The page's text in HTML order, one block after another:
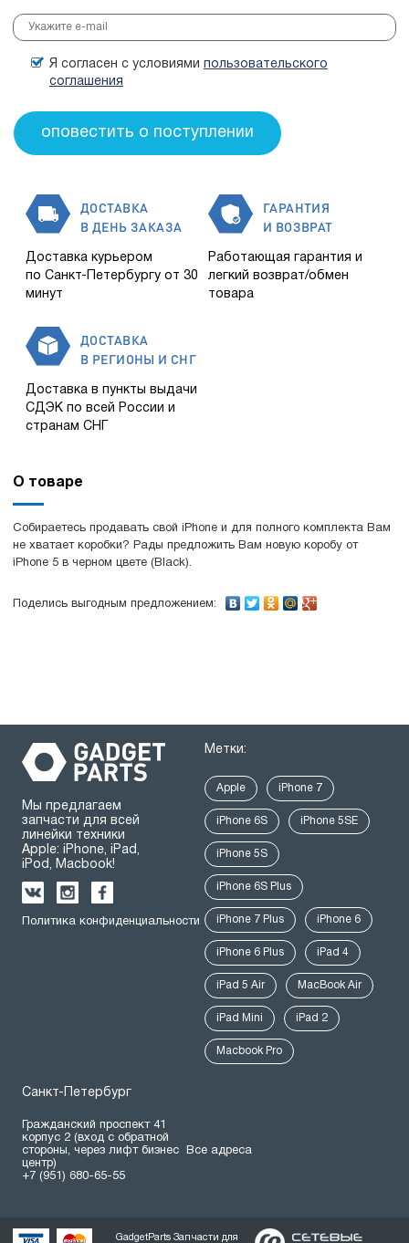
Я согласен с условиями пользовательского
соглашения
ДОСТАВКА
В ДЕНЬ ЗАКАЗА
Доставка курьером
по Санкт-Петербургу от 30
минут
ГАРАНТИЯ
И ВОЗВРАТ
Работающая гарантия и
легкий возврат/обмен
товара
ДОСТАВКА
В РЕГИОНЫ И СНГ
Доставка в пункты выдачи
СДЭК по всей России и
странам СНГ
О товаре
Собираетесь продавать свой iPhone и для полного комплекта Вам
не хватает коробки? Рады предложить Вам новую коробу от
iPhone 5 в черном цвете (Black).
Поделись выгодным предложением:
Мы предлагаем
запчасти для всей
линейки техники
Apple: iPhone, iPad,
iPod, Macbook!
Политика конфиденциальности
Метки:
Apple iPhone 7
iPhone 6S iPhone 5SE
iPhone 5S
iPhone 6S Plus
iPhone 7 Plus iPhone 6
iPhone 6 Plus iPad 4
iPad 5 Air MacBook Air
iPad Mini iPad 2
Macbook Pro
Санкт-Петербург
Гражданский проспект 41
корпус 2 (вход с обратной
стороны, через лифт бизнес
центр)
+7 (951) 680-65-55
Все адреса
GadgetParts Запчасти для